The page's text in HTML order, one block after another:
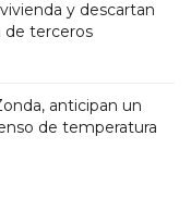
y descartan
de terceros
anticipan un
de temperatura